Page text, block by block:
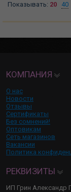
Показывать: 20 40
КОМПАНИЯ
О нас
Новости
Отзывы
Сертификаты
Без сомнений!
Оптовикам
Сеть магазинов
Вакансии
Политика
РЕКВИЗИТЫ
ИП Грин Александр